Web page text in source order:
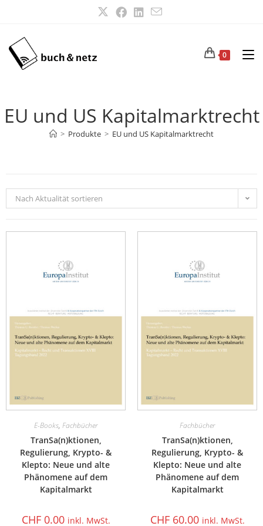
0
EU und US Kapitalmarktrecht
> Produkte > EU und US Kapitalmarktrecht
Nach Aktualität sortieren
E-Books, Fachbücher
TranSa(n)ktionen,
Regulierung, Krypto- &
Klepto: Neue und alte
Phänomene auf dem
Kapitalmarkt
CHF0.00 inkl. MwSt.
Fachbücher
TranSa(n)ktionen,
Regulierung, Krypto- &
Klepto: Neue und alte
Phänomene auf dem
Kapitalmarkt
CHF60.00 inkl. MwSt.